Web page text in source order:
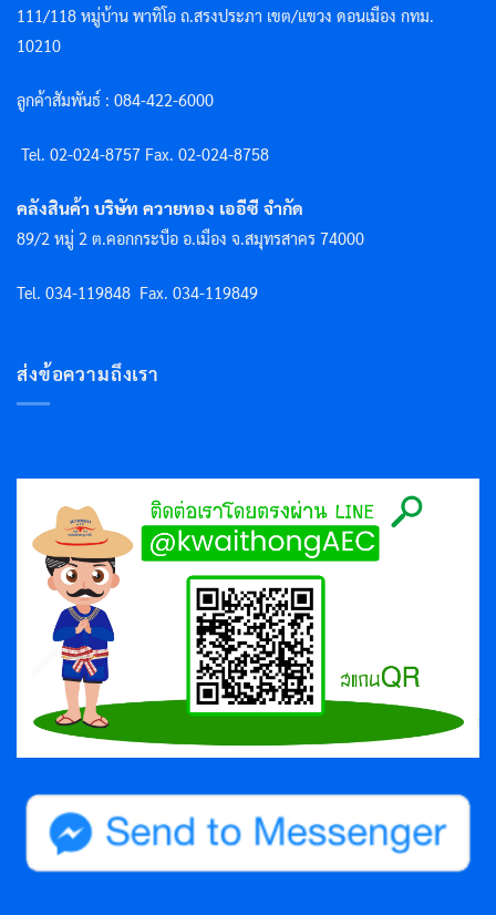
111/118 หมู่บ้าน พาทิโอ ถ.สรงประภา เขต/แขวง ดอนเมือง กทม.
10210
ลูกค้าสัมพันธ์ : 084-422-6000
Tel. 02-024-8757 Fax. 02-024-8758
คลังสินค้า บริษัท ควายทอง เออีซี จำกัด
89/2 หมู่ 2 ต.คอกกระบือ อ.เมือง จ.สมุทรสาคร 74000
Tel. 034-119848 Fax. 034-119849
ส่งข้อความถึงเรา